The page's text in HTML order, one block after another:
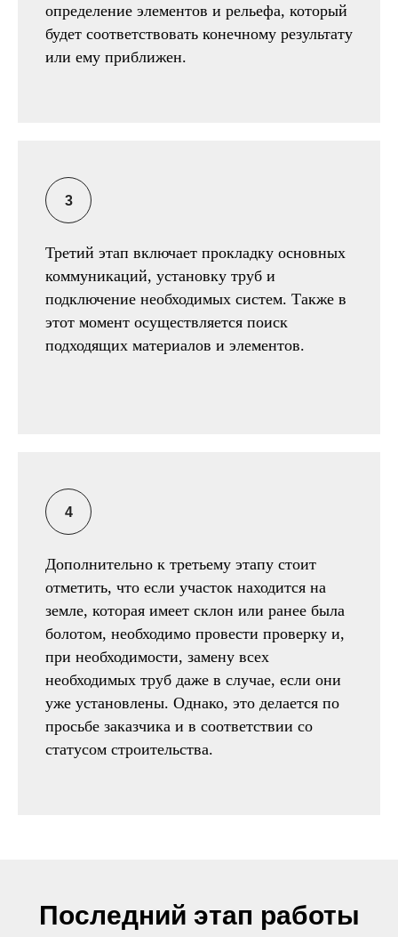
определение элементов и рельефа, который
будет соответствовать конечному результату
или ему приближен.
Третий этап включает прокладку основных
коммуникаций, установку труб и
подключение необходимых систем. Также в
этот момент осуществляется поиск
подходящих материалов и элементов.
Дополнительно к третьему этапу стоит
отметить, что если участок находится на
земле, которая имеет склон или ранее была
болотом, необходимо провести проверку и,
при необходимости, замену всех
необходимых труб даже в случае, если они
уже установлены. Однако, это делается по
просьбе заказчика и в соответствии со
статусом строительства.
Последний этап работы